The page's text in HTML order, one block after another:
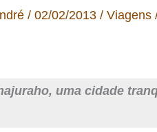
/02/02/2013/Viagens
uma cidade